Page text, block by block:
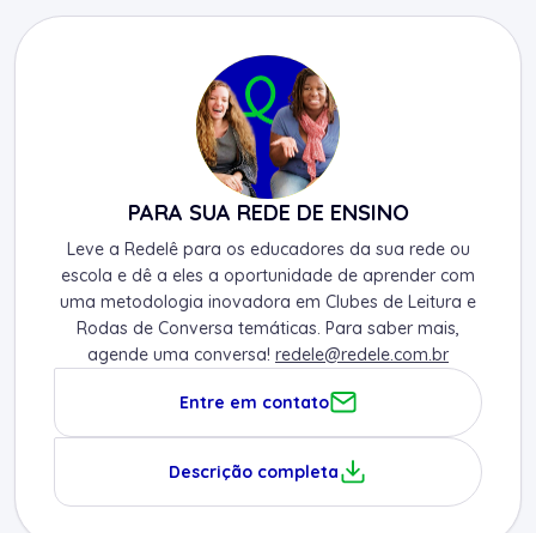
PARA SUA REDE DE ENSINO
Leve a Redelê para os educadores da sua rede ou
escola e dê a eles a oportunidade de aprender com
uma metodologia inovadora em Clubes de Leitura e
Rodas de Conversa temáticas. Para saber mais,
agende uma conversa! redele@redele.com.br
Entre em contato
Descrição completa